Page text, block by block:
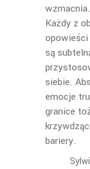
wzmacnia.
Każdy z
są
siebie.
emocje
granice
bariery.
Sylwia